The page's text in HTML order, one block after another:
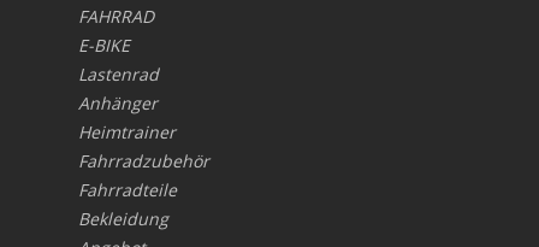
FAHRRAD
E-BIKE
Lastenrad
Anhänger
Heimtrainer
Fahrradzubehör
Fahrradteile
Bekleidung